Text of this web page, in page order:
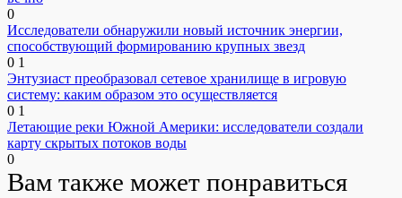
0
Исследователи обнаружили новый источник энергии,
способствующий формированию крупных звезд
0 1
Энтузиаст преобразовал сетевое хранилище в игровую
систему: каким образом это осуществляется
0 1
Летающие реки Южной Америки: исследователи создали
карту скрытых потоков воды
0
Вам также может понравиться